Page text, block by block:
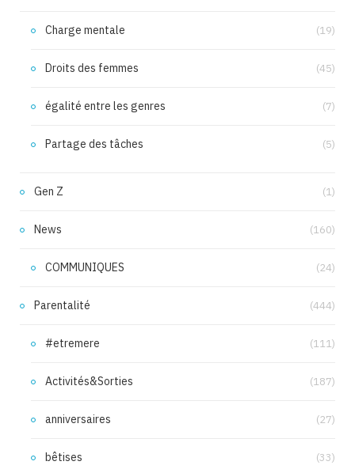
Charge mentale (19)
Droits des femmes (45)
égalité entre les genres (7)
Partage des tâches (5)
Gen Z (1)
News (160)
COMMUNIQUES (24)
Parentalité (444)
#etremere (111)
Activités&Sorties (187)
anniversaires (27)
bêtises (33)